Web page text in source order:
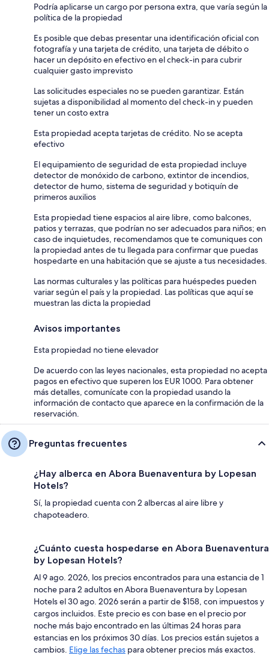
Podría aplicarse un cargo por persona extra, que varía según la
política de la propiedad
Es posible que debas presentar una identificación oficial con
fotografía y una tarjeta de crédito, una tarjeta de débito o
hacer un depósito en efectivo en el check-in para cubrir
cualquier gasto imprevisto
Las solicitudes especiales no se pueden garantizar. Están
sujetas a disponibilidad al momento del check-in y pueden
tener un costo extra
Esta propiedad acepta tarjetas de crédito. No se acepta
efectivo
El equipamiento de seguridad de esta propiedad incluye
detector de monóxido de carbono, extintor de incendios,
detector de humo, sistema de seguridad y botiquín de
primeros auxilios
Esta propiedad tiene espacios al aire libre, como balcones,
patios y terrazas, que podrían no ser adecuados para niños; en
caso de inquietudes, recomendamos que te comuniques con
la propiedad antes de tu llegada para confirmar que puedas
hospedarte en una habitación que se ajuste a tus necesidades.
Las normas culturales y las políticas para huéspedes pueden
variar según el país y la propiedad. Las políticas que aquí se
muestran las dicta la propiedad
Avisos importantes
Esta propiedad no tiene elevador
De acuerdo con las leyes nacionales, esta propiedad no acepta
pagos en efectivo que superen los EUR 1000. Para obtener
más detalles, comunícate con la propiedad usando la
información de contacto que aparece en la confirmación de la
reservación.
Preguntas frecuentes
¿Hay alberca en Abora Buenaventura by Lopesan
Hotels?
Sí, la propiedad cuenta con 2 albercas al aire libre y
chapoteadero.
¿Cuánto cuesta hospedarse en Abora Buenaventura
by Lopesan Hotels?
Al 9 ago. 2026, los precios encontrados para una estancia de 1
noche para 2 adultos en Abora Buenaventura by Lopesan
Hotels el 30 ago. 2026 serán a partir de $158, con impuestos y
cargos incluidos. Este precio es con base en el precio por
noche más bajo encontrado en las últimas 24 horas para
estancias en los próximos 30 días. Los precios están sujetos a
cambios. Elige las fechas para obtener precios más exactos.